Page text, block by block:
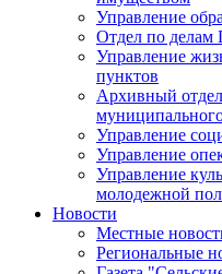
Управление
Отдел по
Управление
пунктов
Архивный
Управление
Управление
Управление
молодежной
Новости
Местные
Региональные